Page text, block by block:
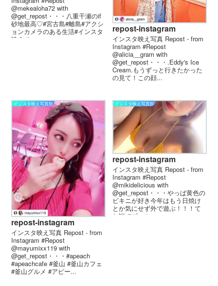
@mekealoha72 with
@get_repost・・・八重干瀬のif
砂地最高♡#宮古島#離島#アクシ
ョンカメラのある生活#インスタ
映え #...
repost-instagram
インスタ映え写真 Repost - from
Instagram #Repost
@alicia__gram with
@get_repost・・・.Eddy's Ice
Cream.もうずっと行きたかった
の見て！この顔...
インスタ映え写真館
repost-instagram
インスタ映え写真 Repost - from
Instagram #Repost
@mayumixx119 with
@get_repost・・・#apeach
#apeachcafe #釜山 #釜山カフェ
#釜山グルメ #アピー...
インスタ映え写真館
repost-instagram
インスタ映え写真 Repost - from
Instagram #Repost
@mikidelicious with
@get_repost・・・やっぱ黄色の
ビキニが好き今年はもう日焼け
とか気にせず外で遊ぶ！！！て
な訳でプール...